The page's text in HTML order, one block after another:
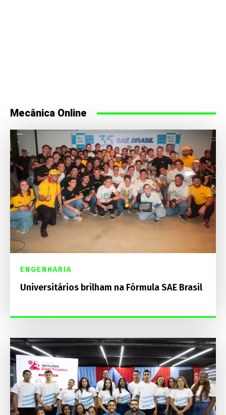
Mecânica Online
ENGENHARIA
Universitários brilham na Fórmula SAE Brasil